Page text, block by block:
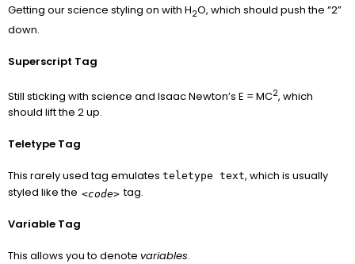
Getting our science styling on with H2O, which should push the “2”
down.
Superscript Tag
Still sticking with science and Isaac Newton’s E = MC2, which
should lift the 2 up.
Teletype Tag
This rarely used tag emulates teletype text, which is usually
styled like the <code> tag.
Variable Tag
This allows you to denote variables.